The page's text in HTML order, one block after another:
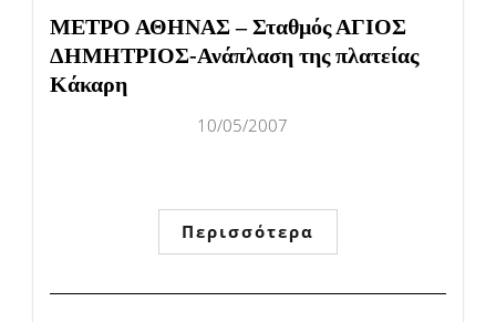
ΜΕΤΡΟ ΑΘΗΝΑΣ – Σταθμός ΑΓΙΟΣ
ΔΗΜΗΤΡΙΟΣ-Ανάπλαση της πλατείας
Κάκαρη
10/05/2007
Περισσότερα